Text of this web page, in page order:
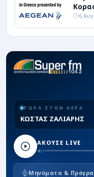
6
ΤΩΡΑ ΣΤΟΝ ΑΕΡΑ
ΚΩΣΤΑΣ ΖΑΛΙΑΡΗΣ
ΑΚΟΥΣΕ LIVE
Μηνύματα &